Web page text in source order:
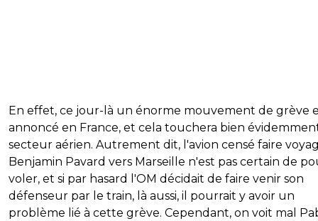
En effet, ce jour-là un énorme mouvement de grève
annoncé en France, et cela touchera bien
secteur aérien. Autrement dit, l'avion censé faire
Benjamin Pavard vers Marseille n'est pas certain de
voler, et si par hasard l'OM décidait de faire venir son
défenseur par le train, là aussi, il pourrait y avoir un
problème lié à cette grève. Cependant, on voit mal